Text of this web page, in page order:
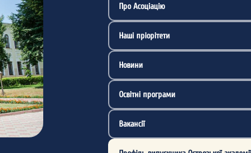
Про Асоціацію
Наші пріорітети
Новини
Освітні програми
Вакансії